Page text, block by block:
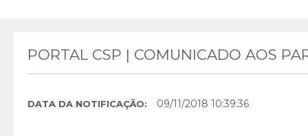
PORTAL CSP | COMUNICADO AOS
DATA DA NOTIFICAÇÃO: 09/11/2018 10:39:36